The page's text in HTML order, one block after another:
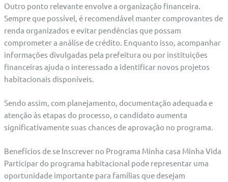
Outro ponto relevante envolve a organização financeira.
Sempre que possível, é recomendável manter comprovantes de
renda organizados e evitar pendências que possam
comprometer a análise de crédito. Enquanto isso, acompanhar
informações divulgadas pela prefeitura ou por instituições
financeiras ajuda o interessado a identificar novos projetos
habitacionais disponíveis.
Sendo assim, com planejamento, documentação adequada e
atenção às etapas do processo, o candidato aumenta
significativamente suas chances de aprovação no programa.
Benefícios de se Inscrever no Programa Minha casa Minha Vida
Participar do programa habitacional pode representar uma
oportunidade importante para famílias que desejam